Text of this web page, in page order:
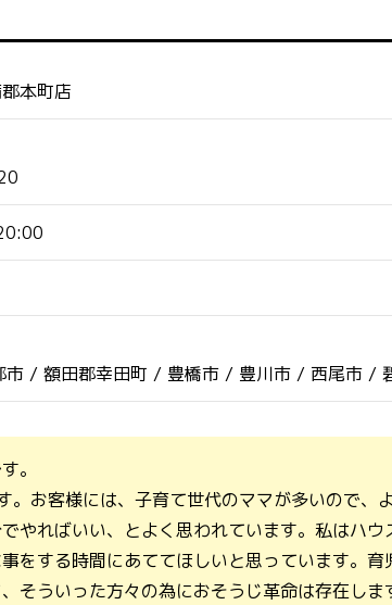
本町店
市 / 額田郡幸田町 / 豊橋市 / 豊川市 / 西尾市 /
。
。お客様には、子育て世代のママが多いので、
やればいい、とよく思われています。私はハ
をする時間にあててほしいと思っています。育
そういった方々の為におそうじ革命は存在しま